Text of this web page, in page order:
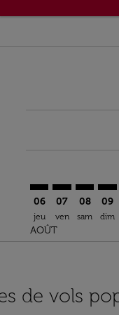
06
jeu
AOÛT
07
ven
08
sam
09
dim
de vols